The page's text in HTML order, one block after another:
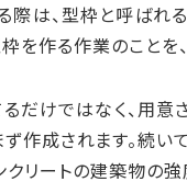
際は、型枠と呼ばれ
を作る作業のことを
だけではなく、用意
作成されます。続い
リートの建築物の